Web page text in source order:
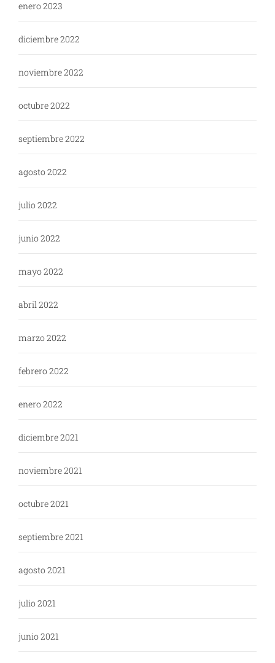
enero 2023
diciembre 2022
noviembre 2022
octubre 2022
septiembre 2022
agosto 2022
julio 2022
junio 2022
mayo 2022
abril 2022
marzo 2022
febrero 2022
enero 2022
diciembre 2021
noviembre 2021
octubre 2021
septiembre 2021
agosto 2021
julio 2021
junio 2021